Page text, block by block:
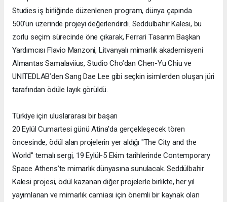
Studies iş birliğinde düzenlenen program, dünya çapında
500’ün üzerinde projeyi değerlendirdi. Seddülbahir Kalesi, bu
zorlu seçim sürecinde öne çıkarak, Ferrari Tasarım Başkan
Yardımcısı Flavio Manzoni, Litvanyalı mimarlık akademisyeni
Almantas Samalaviius, Studio Cho’dan Chen-Yu Chiu ve
UNITEDLAB’den Sang Dae Lee gibi seçkin isimlerden oluşan jüri
tarafından ödüle layık görüldü.
Türkiye için uluslararası bir başarı
20 Eylül Cumartesi günü Atina’da gerçekleşecek tören
öncesinde, ödül alan projelerin yer aldığı "The City and the
World" temalı sergi, 19 Eylül-5 Ekim tarihlerinde Contemporary
Space Athens’te mimarlık dünyasına sunulacak. Seddülbahir
Kalesi projesi, ödül kazanan diğer projelerle birlikte, her yıl
yayımlanan ve mimarlık camiası için önemli bir kaynak olan